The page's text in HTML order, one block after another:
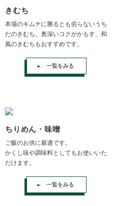
きむち
本場のキムチに勝るとも劣らないうち
だのきむち。奥深いコクがかもす、和
風のきむちもおすすめです。
一覧をみる
ちりめん・味噌
ご飯のお供に最適です。
かくし味や調味料としてもお使いいた
だけます。
一覧をみる